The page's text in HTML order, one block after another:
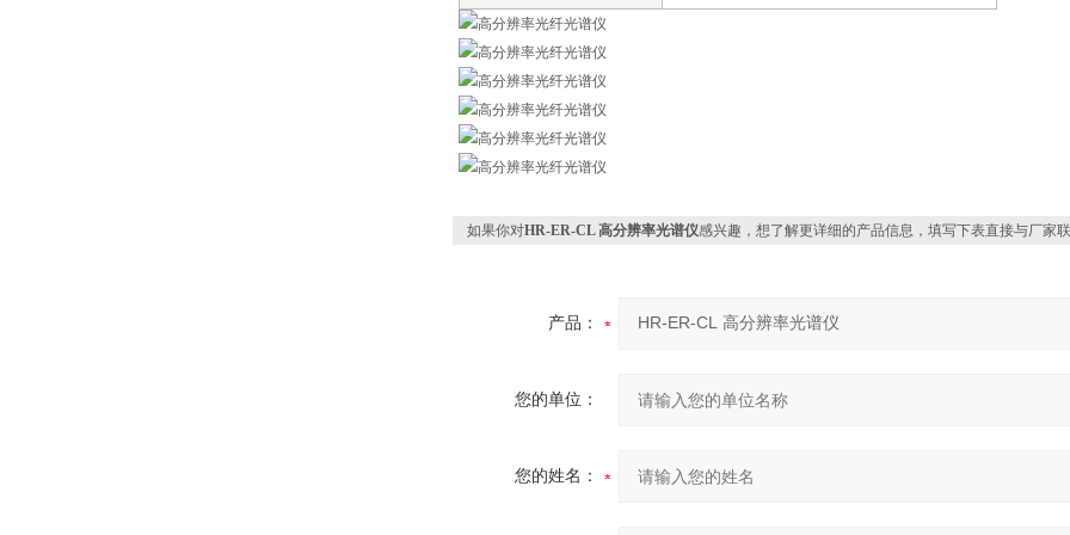
如果你对HR-ER-CL 高分辨率光谱仪感兴趣，想了解更详细的产品信息，填写下表直接与厂家
产品：
您的单位：
您的姓名：